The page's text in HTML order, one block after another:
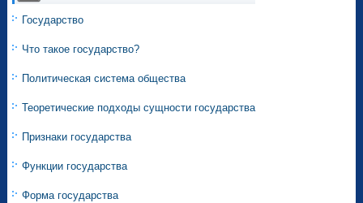
Государство
Что такое государство?
Политическая система общества
Теоретические подходы сущности государства
Признаки государства
Функции государства
Форма государства